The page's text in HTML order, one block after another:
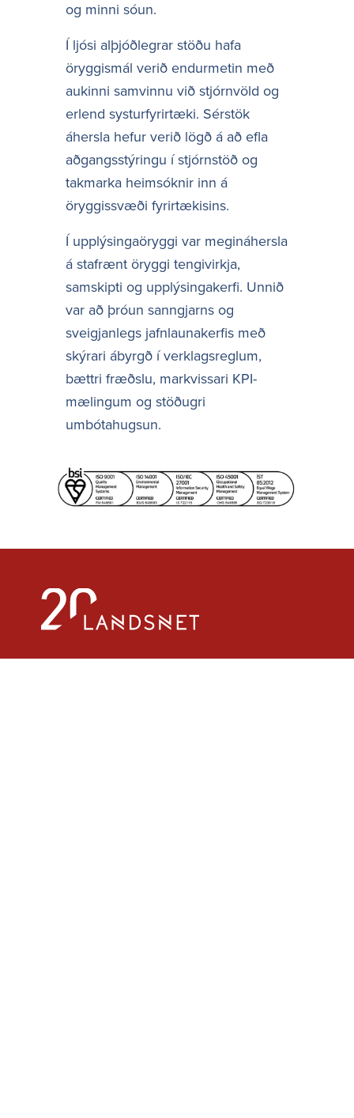
og minni sóun.
Í ljósi alþjóðlegrar stöðu hafa
öryggismál verið endurmetin með
aukinni samvinnu við stjórnvöld og
erlend systurfyrirtæki. Sérstök
áhersla hefur verið lögð á að efla
aðgangsstýringu í stjórnstöð og
takmarka heimsóknir inn á
öryggissvæði fyrirtækisins.
Í upplýsingaöryggi var megináhersla
á stafrænt öryggi tengivirkja,
samskipti og upplýsingakerfi. Unnið
var að þróun sanngjarns og
sveigjanlegs jafnlaunakerfis með
skýrari ábyrgð í verklagsreglum,
bættri fræðslu, markvissari KPI-
mælingum og stöðugri
umbótahugsun.